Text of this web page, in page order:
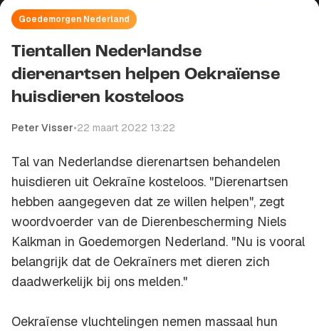
Goedemorgen Nederland
Tientallen Nederlandse
dierenartsen helpen Oekraïense
huisdieren kosteloos
Peter Visser•22 maart 2022 13:22
Tal van Nederlandse dierenartsen behandelen
huisdieren uit Oekraïne kosteloos. "Dierenartsen
hebben aangegeven dat ze willen helpen", zegt
woordvoerder van de Dierenbescherming Niels
Kalkman in Goedemorgen Nederland. "Nu is vooral
belangrijk dat de Oekraïners met dieren zich
daadwerkelijk bij ons melden."
Oekraïense vluchtelingen nemen massaal hun